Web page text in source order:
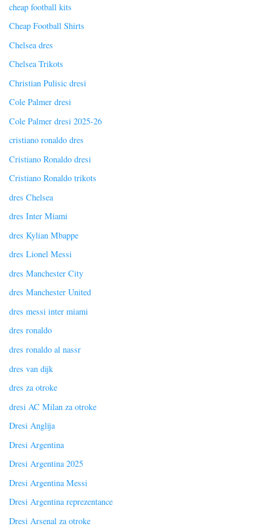
cheap football kits
Cheap Football Shirts
Chelsea dres
Chelsea Trikots
Christian Pulisic dresi
Cole Palmer dresi
Cole Palmer dresi 2025-26
cristiano ronaldo dres
Cristiano Ronaldo dresi
Cristiano Ronaldo trikots
dres Chelsea
dres Inter Miami
dres Kylian Mbappe
dres Lionel Messi
dres Manchester City
dres Manchester United
dres messi inter miami
dres ronaldo
dres ronaldo al nassr
dres van dijk
dres za otroke
dresi AC Milan za otroke
Dresi Anglija
Dresi Argentina
Dresi Argentina 2025
Dresi Argentina Messi
Dresi Argentina reprezentance
Dresi Arsenal za otroke